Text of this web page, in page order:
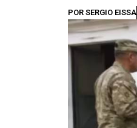
POR SERGIO EISSA